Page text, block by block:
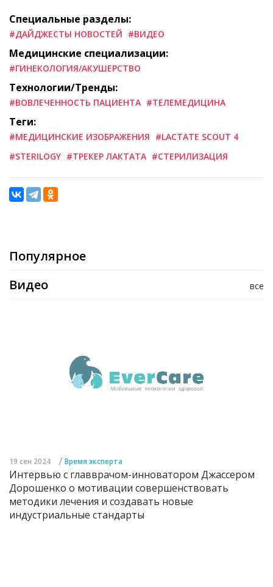
Специальные разделы:
#ДАЙДЖЕСТЫ НОВОСТЕЙ #ВИДЕО
Медицинские специализации:
#ГИНЕКОЛОГИЯ/АКУШЕРСТВО
Технологии/Тренды:
#ВОВЛЕЧЕННОСТЬ ПАЦИЕНТА #ТЕЛЕМЕДИЦИНА
Теги:
#МЕДИЦИНСКИЕ ИЗОБРАЖЕНИЯ #LACTATE SCOUT 4
#STERILOGY #ТРЕКЕР ЛАКТАТА #СТЕРИЛИЗАЦИЯ
Популярное
все
Видео
19 сен 2024 / Время эксперта
Интервью с главврачом-инноватором Джассером
Дорошенко о мотивации совершенствовать
методики лечения и создавать новые
индустриальные стандарты